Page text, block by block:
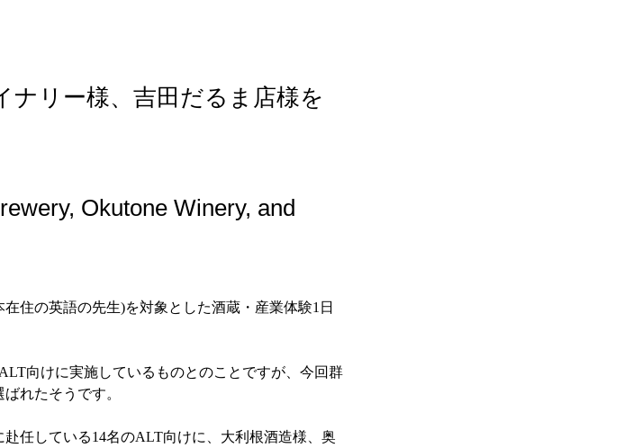
ナリー様、吉田だるま店様を
Okutone Winery, and
住の英語の先生)を対象とした酒蔵・産業体験1日
向けに実施しているものとのことですが、今回群
れたそうです。
任している14名のALT向けに、大利根酒造様、奥